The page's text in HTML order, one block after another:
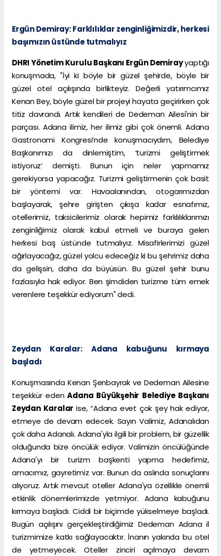
Ergün Demiray: Farklılıklar zenginliğimizdir, herkesi
başımızın üstünde tutmalıyız
DHRI Yönetim Kurulu Başkanı Ergün Demirayyaptığı
konuşmada, "İyi ki böyle bir güzel şehirde, böyle bir
güzel otel açılışında birlikteyiz. Değerli yatırımcımız
Kenan Bey, böyle güzel bir projeyi hayata geçirirken çok
titiz davrandı. Artık kendileri de Dedeman Ailesi'nin bir
parçası. Adana ilimiz, her ilimiz gibi çok önemli. Adana
Gastronomi Kongresi’nde konuşmacıydım, Belediye
Başkanımızı da dinlemiştim, ‘turizmi geliştirmek
istiyoruz’ demişti. Bunun için neler yapmamız
gerekiyorsa yapacağız. Turizmi geliştirmenin çok basit
bir yöntemi var. Havaalanından, otogarımızdan
başlayarak, şehre girişten çıkışa kadar esnafımız,
otellerimiz, taksicilerimiz olarak hepimiz farklılıklarımızı
zenginliğimiz olarak kabul etmeli ve buraya gelen
herkesi baş üstünde tutmalıyız. Misafirlerimizi güzel
ağırlayacağız, güzel yolcu edeceğiz ki bu şehrimiz daha
da gelişsin, daha da büyüsün. Bu güzel şehir bunu
fazlasıyla hak ediyor. Ben şimdiden turizme tüm emek
verenlere teşekkür ediyorum" dedi.
Zeydan Karalar: Adana kabuğunu kırmaya
başladı
Konuşmasında Kenan Şenbayrak ve Dedeman Ailesine
teşekkür edenAdana Büyükşehir Belediye Başkanı
Zeydan Karalarise, “Adana evet çok şey hak ediyor,
etmeye de devam edecek. Sayın Valimiz, Adanalıdan
çok daha Adanalı. Adana'yla ilgili bir problem, bir güzellik
olduğunda bize öncülük ediyor. Valimizin öncülüğünde
Adana'yı bir turizm başkenti yapma hedefimiz,
amacımız, gayretimiz var. Bunun da aslında sonuçlarını
alıyoruz. Artık mevcut oteller Adana'ya özellikle önemli
etkinlik dönemlerimizde yetmiyor. Adana kabuğunu
kırmaya başladı. Ciddi bir biçimde yükselmeye başladı.
Bugün açılışını gerçekleştirdiğimiz Dedeman Adana il
turizmimize katkı sağlayacaktır. İnanın yakında bu otel
de yetmeyecek. Oteller zinciri açılmaya devam